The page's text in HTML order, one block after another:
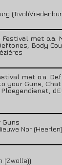
met o.a.
Body
met o.a.
your Guns, Chat
Guns
Nor
(Zwolle))